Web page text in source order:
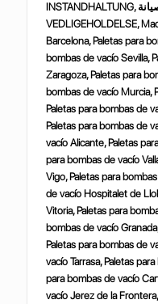
VEDLIGEHOLDELSE,
Barcelona, Paletas para
bombas de vacío Sevilla,
Zaragoza, Paletas para
bombas de vacío Murcia,
Paletas para bombas de
Paletas para bombas de
vacío Alicante, Paletas
para bombas de vacío
Vigo, Paletas para
de vacío Hospitalet de
Vitoria, Paletas para
bombas de vacío
Paletas para bombas de
vacío Tarrasa, Paletas
para bombas de vacío
vacío Jerez de la